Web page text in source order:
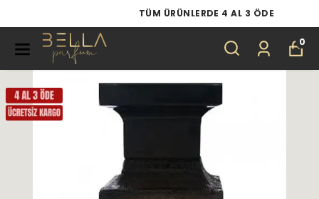
TÜM ÜRÜNLERDE 4 AL 3 ÖDE
0